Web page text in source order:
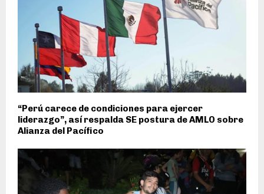
“Perú carece de condiciones para ejercer
liderazgo”, así respalda SE postura de AMLO sobre
Alianza del Pacífico